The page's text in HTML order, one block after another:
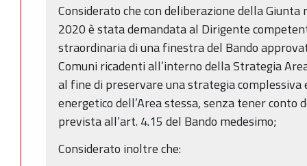
Considerato che con deliberazione della
2020 è stata demandata al Dirigente
straordinaria di una finestra del Bando
Comuni ricadenti all’interno della Strategia
al fine di preservare una strategia
energetico dell’Area stessa, senza tener conto
prevista all’art. 4.15 del Bando medesimo;
Considerato inoltre che: